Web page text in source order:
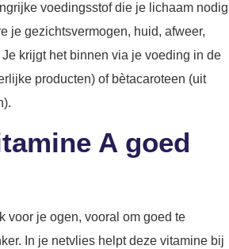
voedingsstof die je lichaam nodig
je gezichtsvermogen, huid, afweer,
krijgt het binnen via je voeding in de
producten) of bètacaroteen (uit
A goed
voor je ogen, vooral om goed te
In je netvlies helpt deze vitamine bij